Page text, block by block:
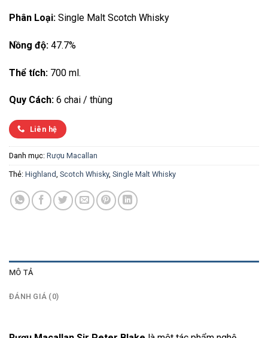
Phân Loại: Single Malt Scotch Whisky
Nồng độ: 47.7%
Thể tích: 700 ml.
Quy Cách: 6 chai / thùng
Liên hệ
Danh mục: Rượu Macallan
Thẻ: Highland Scotch Whisky, Single Malt Whisky
MÔ TẢ
ĐÁNH GIÁ (0)